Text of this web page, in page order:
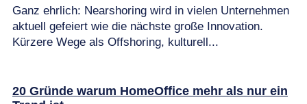
Ganz ehrlich: Nearshoring wird in vielen Unternehmen
aktuell gefeiert wie die nächste große Innovation.
Kürzere Wege als Offshoring, kulturell...
20 Gründe warum HomeOffice mehr als nur ein